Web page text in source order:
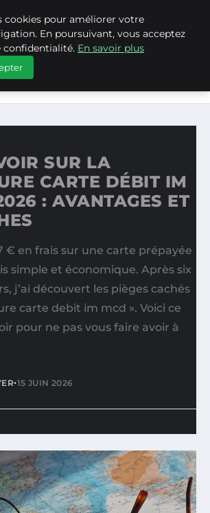
LA FOURNITURE CARTE DÉBIT IM MCD
SUR LA
CARTE DÉBIT IM
: AVANTAGES ET
€ en frais sur une carte prépayée
simple et économique. Après six
j’ai découvert les pièges cachés
carte debit im mcd ». Voici ce
pour ne pas vous faire avoir à
•15 JUIN 2026
cookies pour améliorer votre
En poursuivant, vous acceptez
confidentialité. En savoir plus